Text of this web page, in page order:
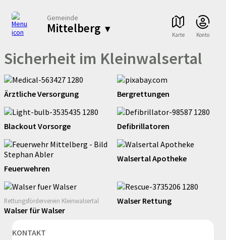
Gemeinde
Mittelberg ▾ Karte Konto
Sicherheit im Kleinwalsertal
Ärztliche Versorgung Bergrettungen
Blackout Vorsorge Defibrillatoren
Feuerwehren
Walsertal Apotheke
Rettungsförderverein Kleinwalsertal
Walser für Walser
Walser Rettung
KONTAKT